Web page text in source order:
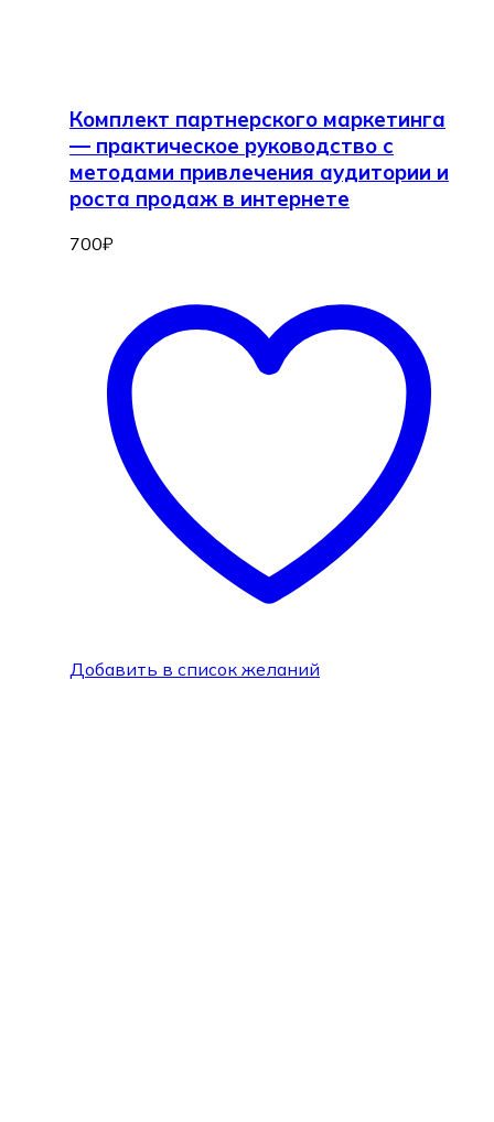
Комплект партнерского маркетинга
— практическое руководство с
методами привлечения аудитории и
роста продаж в интернете
700₽
Добавить в список желаний